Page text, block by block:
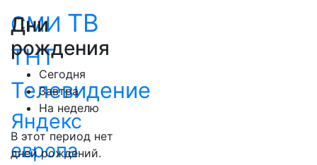
СМИ ТВ
ТНТ
Телевидение
Яндекс
европа
Дни
рождения
Сегодня
Завтра
На неделю
В этот период нет
дней рождений.